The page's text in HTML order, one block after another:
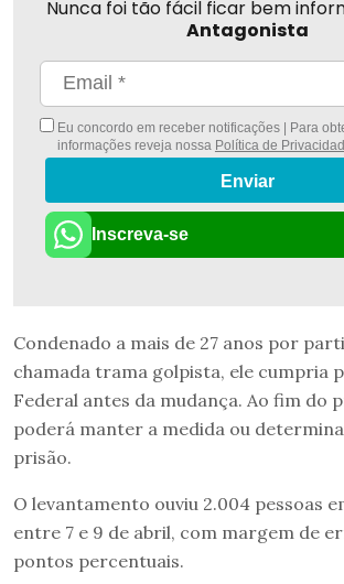
Nunca foi tão fácil ficar bem
Antagonista
Eu concordo em receber notificações | Para
informações reveja nossa Política de
Enviar
Inscreva-se
Condenado a mais de 27 anos por
chamada trama golpista, ele cumpria
Federal antes da mudança. Ao fim do
poderá manter a medida ou
prisão.
O levantamento ouviu 2.004 pessoas
entre 7 e 9 de abril, com margem de
pontos percentuais.